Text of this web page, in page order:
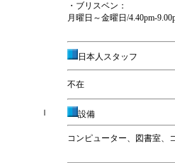
ｌ
・ブリスベン：
月曜日～金曜日/4.40pm-
日本人スタッフ
不在
設備
コンピューター、 図書室、